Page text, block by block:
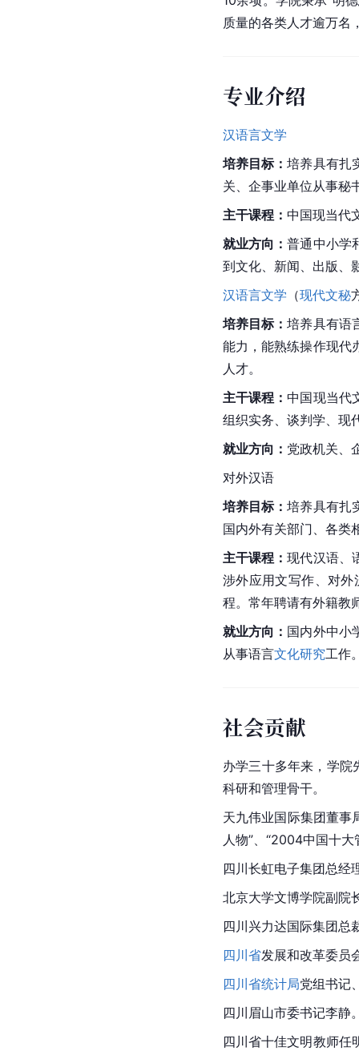
质量的各类人才逾万名
专业介绍
汉语言文学
培养目标：培养具有扎
关、企事业单位从事秘
主干课程： 中国现当代
就业方向：普通中小学
到文化、新闻、出版、
汉语言文学 （现代文秘
培养目标：培养具有语
能力，能熟练操作现代
人才。
主干课程：中国现当代
组织实务、谈判学、现
就业方向： 党政机关、
对外汉语
培养目标：培养具有扎
国内外有关部门、各类
主干课程：现代汉语、
涉外应用文写作、对
程。常年聘请有外籍教
就业方向： 国内外中小
从事语言文化研究工作
社会贡献
办学三十多年来，学
科研和管理骨干。
天九伟业国际集团董事
人物”、“2004中国十
四川长虹电子集团总经
北京大学文博学院副院
四川兴力达国际集团总
四川省发展和改革委员
四川省统计局党组书记
四川眉山市委书记李静
四川省十佳文明教师任